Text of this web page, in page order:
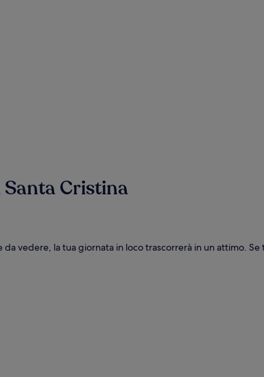
Cristina
vedere, la tua giornata in loco trascorrerà in un attimo.